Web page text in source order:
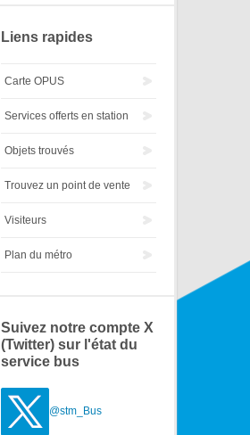
Liens rapides
Carte OPUS
Services offerts en station
Objets trouvés
Trouvez un point de vente
Visiteurs
Plan du métro
Suivez notre compte X
(Twitter) sur l'état du
service bus
@stm_Bus